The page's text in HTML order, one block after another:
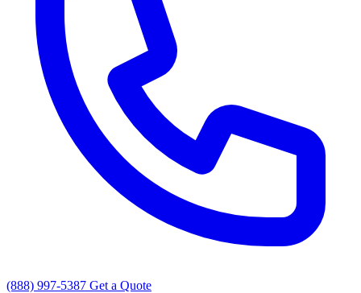
(888) 997-5387 Get a Quote